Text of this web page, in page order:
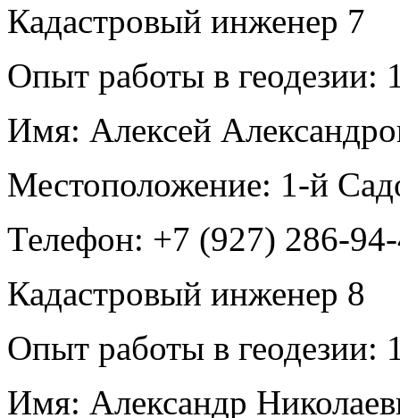
Кадастровый инженер 7
Опыт работы в геодезии:
Имя: Алексей
Местоположение: 1-й
Телефон: +7 (927) 286-
Кадастровый инженер 8
Опыт работы в геодезии:
Имя: Александр